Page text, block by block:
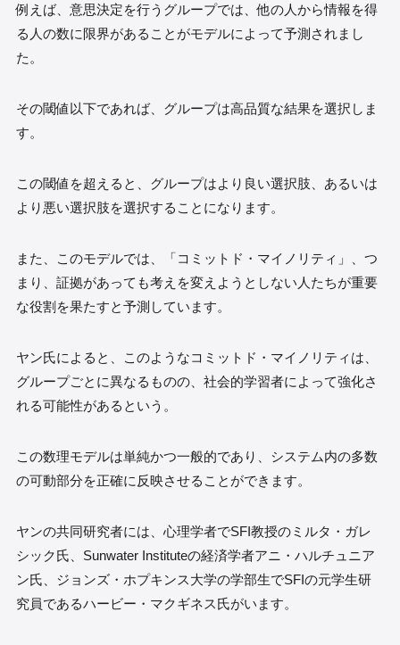
例えば、意思決定を行うグループでは、他の人から情報を得
る人の数に限界があることがモデルによって予測されまし
た。
その閾値以下であれば、グループは高品質な結果を選択しま
す。
この閾値を超えると、グループはより良い選択肢、あるいは
より悪い選択肢を選択することになります。
また、このモデルでは、「コミットド・マイノリティ」、つ
まり、証拠があっても考えを変えようとしない人たちが重要
な役割を果たすと予測しています。
ヤン氏によると、このようなコミットド・マイノリティは、
グループごとに異なるものの、社会的学習者によって強化さ
れる可能性があるという。
この数理モデルは単純かつ一般的であり、システム内の多数
の可動部分を正確に反映させることができます。
ヤンの共同研究者には、心理学者でSFI教授のミルタ・ガレ
シック氏、Sunwater Instituteの経済学者アニ・ハルチュニア
ン氏、ジョンズ・ホプキンス大学の学部生でSFIの元学生研
究員であるハービー・マクギネス氏がいます。